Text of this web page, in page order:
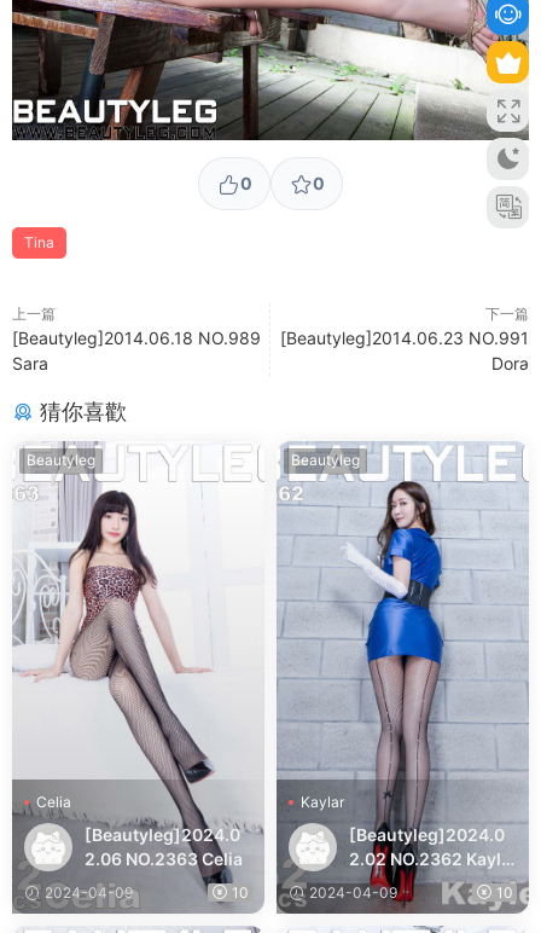
0 0
Tina
上一篇
[Beautyleg]2014.06.18 NO.989
Sara
下一篇
[Beautyleg]2014.06.23 NO.991
Dora
猜你喜歡
Beautyleg
Celia
[Beautyleg]2024.0
2.06 NO.2363 Celia
2024-04-09 10
Beautyleg
Kaylar
[Beautyleg]2024.0
2.02 NO.2362 Kayla
r
2024-04-09 10